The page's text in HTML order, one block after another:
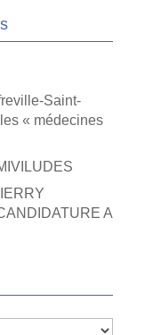
Saint-
« médecines
A